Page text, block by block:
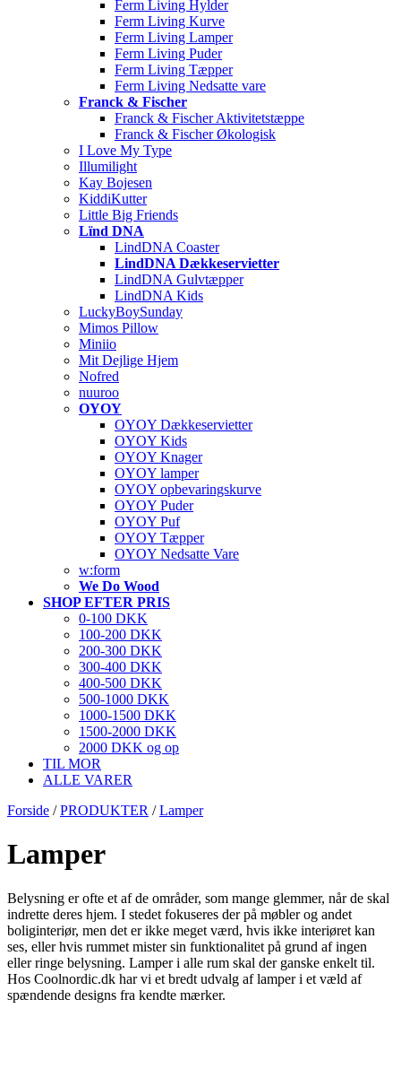
Ferm Living Hylder
Ferm Living Kurve
Ferm Living Lamper
Ferm Living Puder
Ferm Living Tæpper
Ferm Living Nedsatte vare
Franck & Fischer
Franck & Fischer Aktivitetstæppe
Franck & Fischer Økologisk
I Love My Type
Illumilight
Kay Bojesen
KiddiKutter
Little Big Friends
Lïnd DNA
LindDNA Coaster
LindDNA Dækkeservietter
LindDNA Gulvtæpper
LindDNA Kids
LuckyBoySunday
Mimos Pillow
Miniio
Mit Dejlige Hjem
Nofred
nuuroo
OYOY
OYOY Dækkeservietter
OYOY Kids
OYOY Knager
OYOY lamper
OYOY opbevaringskurve
OYOY Puder
OYOY Puf
OYOY Tæpper
OYOY Nedsatte Vare
w:form
We Do Wood
SHOP EFTER PRIS
0-100 DKK
100-200 DKK
200-300 DKK
300-400 DKK
400-500 DKK
500-1000 DKK
1000-1500 DKK
1500-2000 DKK
2000 DKK og op
TIL MOR
ALLE VARER
Forside /PRODUKTER /Lamper
Lamper
Belysning er ofte et af de områder, som mange glemmer, når de skal
indrette deres hjem. I stedet fokuseres der på møbler og andet
boliginteriør, men det er ikke meget værd, hvis ikke interiøret kan
ses, eller hvis rummet mister sin funktionalitet på grund af ingen
eller ringe belysning. Lamper i alle rum skal der ganske enkelt til.
Hos Coolnordic.dk har vi et bredt udvalg af lamper i et væld af
spændende designs fra kendte mærker.